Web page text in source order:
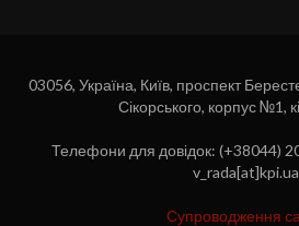
03056, Україна, Київ, проспект
Сікорського, корпус №1,
Телефони для довідок: (+38044)
v_rada[at]kpi.ua
Супроводження